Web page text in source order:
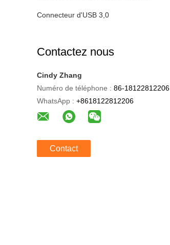
Connecteur d'USB 3,0
Contactez nous
Cindy Zhang
Numéro de téléphone : 86-18122812206
WhatsApp : +8618122812206
Contact